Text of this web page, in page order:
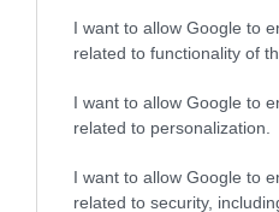
I want to allow Google to
related to functionality of
I want to allow Google to
related to personalization.
I want to allow Google to
related to security,
Ezek a legnépszerűbb
Látványosan megugrott az
elvégezhető, gyakorlatorientált
Magyarországon, mivel a